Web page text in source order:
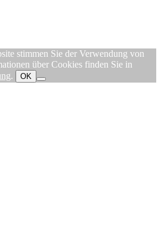
stimmen Sie der Verwendung von
über Cookies finden Sie in
. OK